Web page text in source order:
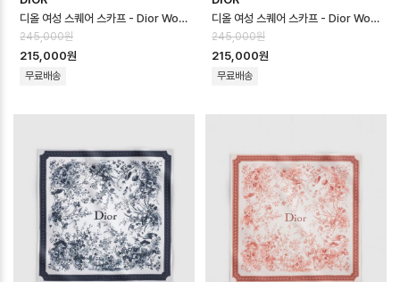
디올 여성 스퀘어 스카프 - Dior Womens Square Scarf - acc8739…
245,000원
215,000원
무료배송
디올 여성 스퀘어 스카프 - Dior Womens Square Scarf - acc8738…
245,000원
215,000원
무료배송